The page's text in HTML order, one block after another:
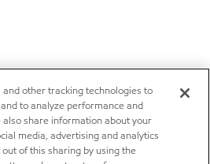
other tracking technologies to
to analyze performance and
share information about your
media, advertising and analytics
of this sharing by using the